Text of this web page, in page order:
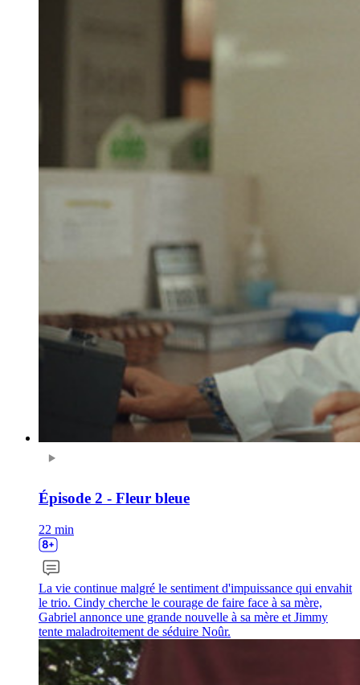
Épisode 2 - Fleur bleue
22 min
La vie continue malgré le sentiment d'impuissance qui envahit
le trio. Cindy cherche le courage de faire face à sa mère,
Gabriel annonce une grande nouvelle à sa mère et Jimmy
tente maladroitement de séduire Noûr.